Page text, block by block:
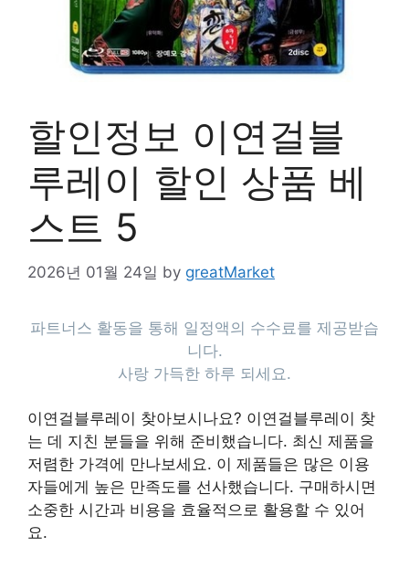
할인정보 이연걸블
루레이 할인 상품 베
스트 5
2026년 01월 24일 by greatMarket
파트너스 활동을 통해 일정액의 수수료를 제공받습
니다.
사랑 가득한 하루 되세요.
이연걸블루레이 찾아보시나요? 이연걸블루레이 찾
는 데 지친 분들을 위해 준비했습니다. 최신 제품을
저렴한 가격에 만나보세요. 이 제품들은 많은 이용
자들에게 높은 만족도를 선사했습니다. 구매하시면
소중한 시간과 비용을 효율적으로 활용할 수 있어
요.